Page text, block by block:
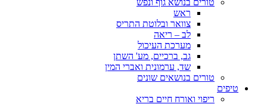
טורים בנושא גוף ונפש
ראש
צוואר ובלוטת התריס
לב – ריאה
מערכת העיכול
גב, ברכיים, מע' השתן
שד, ערמונית ואברי המין
טורים בנושאים שונים
טיפים
ריפוי ואורח חיים בריא